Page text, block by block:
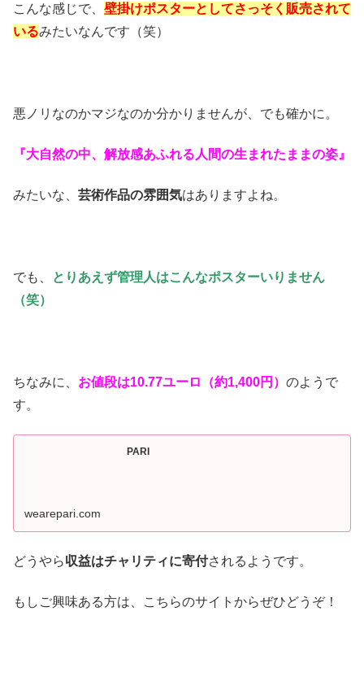
こんな感じで、 壁掛けポスターとしてさっそく販売されて
いるみたいなんです（笑）
悪ノリなのかマジなのか分かりませんが、でも確かに。
『大自然の中、解放感あふれる人間の生まれたままの姿』
みたいな、 芸術作品の雰囲気はありますよね。
でも、
とりあえず管理人はこんなポスターいりません
（笑）
ちなみに、 お値段は10.77ユーロ（約1,400円） のようで
す。
PARI
wearepari.com
どうやら収益はチャリティに寄付されるようです。
もしご興味ある方は、こちらのサイトからぜひどうぞ！